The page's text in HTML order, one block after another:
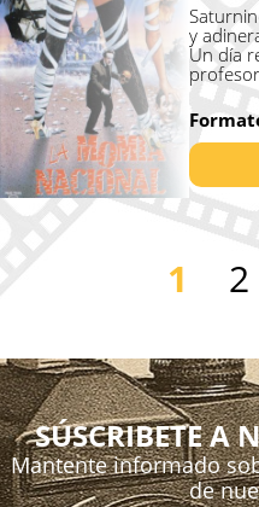
y
Un día
1 2
SÚSCRIBETE A
Mantente informado
de